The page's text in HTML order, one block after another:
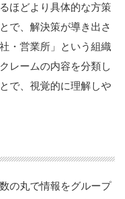
ほどより具体的な方策
で、解決策が導き出さ
・営業所」という組織
レームの内容を分類し
で、視覚的に理解しや
の丸で情報をグループ